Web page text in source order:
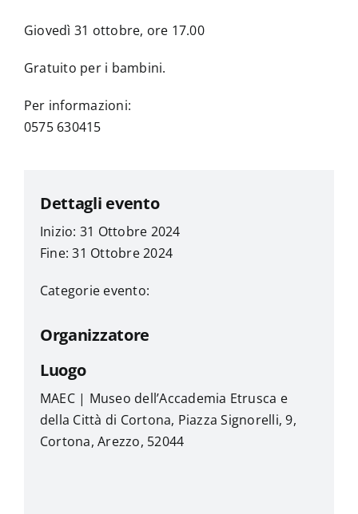
Giovedì 31 ottobre, ore 17.00
Gratuito per i bambini.
Per informazioni:
0575 630415
Dettagli evento
Inizio: 31 Ottobre 2024
Fine: 31 Ottobre 2024
Categorie evento:
Organizzatore
Luogo
MAEC | Museo dell’Accademia Etrusca e
della Città di Cortona, Piazza Signorelli, 9,
Cortona, Arezzo, 52044